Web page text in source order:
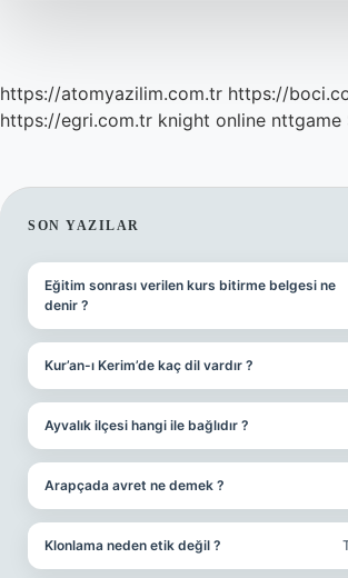
https://atomyazilim.com.tr https://
https://egri.com.tr knight online nttgame
SIDEBAR
SON YAZILAR
Eğitim sonrası verilen kurs bitirme belgesi ne
denir ?
Kur’an-ı Kerim’de kaç dil vardır ?
Ayvalık ilçesi hangi ile bağlıdır ?
Arapçada avret ne demek ?
Klonlama neden etik değil ?